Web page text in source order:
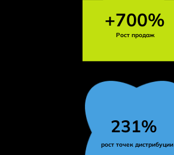
рост точек дистрибуции
231%
Рост продаж
+700%